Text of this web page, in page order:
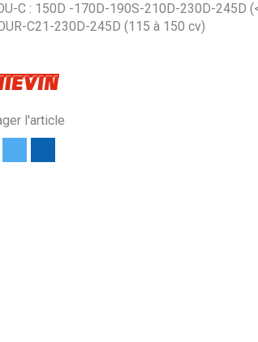
l'article
C : 150D -170D-190S-210D-230D-245D
C21-230D-245D (115 à 150 cv)